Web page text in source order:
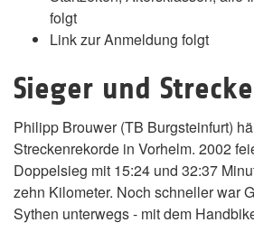
folgt
Link zur Anmeldung folgt
Sieger und
Philipp Brouwer (TB Burgsteinfurt)
Streckenrekorde in Vorhelm. 2002
Doppelsieg mit 15:24 und 32:37
zehn Kilometer. Noch schneller war
Sythen unterwegs - mit dem